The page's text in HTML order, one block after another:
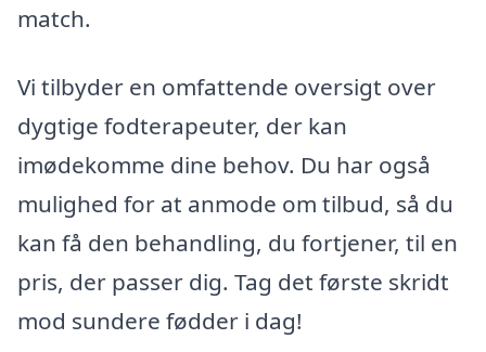
match.
Vi tilbyder en omfattende oversigt over
dygtige fodterapeuter, der kan
imødekomme dine behov. Du har også
mulighed for at anmode om tilbud, så du
kan få den behandling, du fortjener, til en
pris, der passer dig. Tag det første skridt
mod sundere fødder i dag!